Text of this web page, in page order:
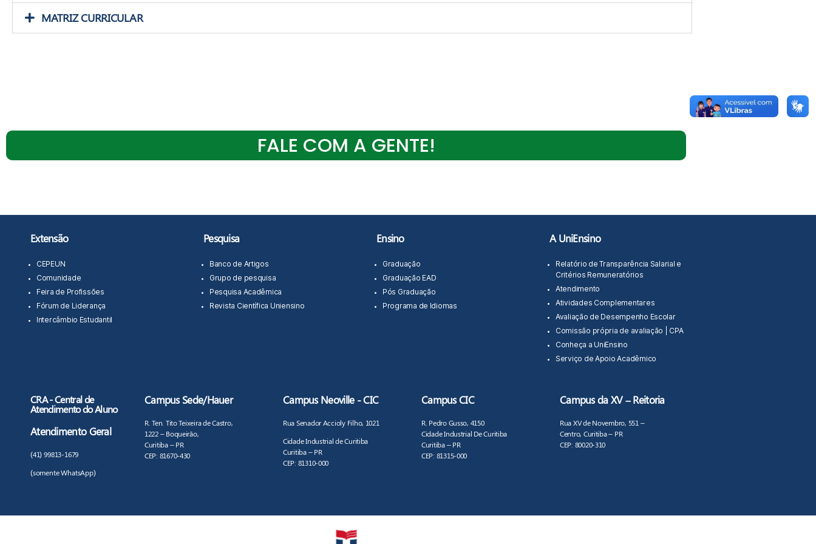
MATRIZ CURRICULAR
FALE COM A GENTE!
Extensão
CEPEUN
Comunidade
Feira de Profissões
Fórum de Liderança
Intercâmbio Estudantil
Pesquisa
Banco de Artigos
Grupo de pesquisa
Pesquisa Acadêmica
Revista Científica Uniensino
Ensino
Graduação
Graduação EAD
Pós Graduação
Programa de Idiomas
A UniEnsino
Relatório de Transparência Salarial e
Critérios Remuneratórios
Atendimento
Atividades Complementares
Avaliação de Desempenho Escolar
Comissão própria de avaliação | CPA
Conheça a UniEnsino
Serviço de Apoio Acadêmico
CRA - Central de
Atendimento do Aluno
Atendimento Geral
(41) 99813-1679
(somente WhatsApp)
Campus Sede/Hauer
R. Ten. Tito Teixeira de Castro,
1222 – Boqueirão,
Curitiba – PR
CEP: 81670-430
Campus Neoville - CIC
Rua Senador Accioly Filho, 1021
Cidade Industrial de Curitiba
Curitiba – PR
CEP: 81310-000
Campus CIC
R. Pedro Gusso, 4150
Cidade Industrial De Curitiba
Curitiba – PR
CEP: 81315-000
Campus da XV – Reitoria
Rua XV de Novembro, 551 –
Centro, Curitiba – PR
CEP: 80020-310